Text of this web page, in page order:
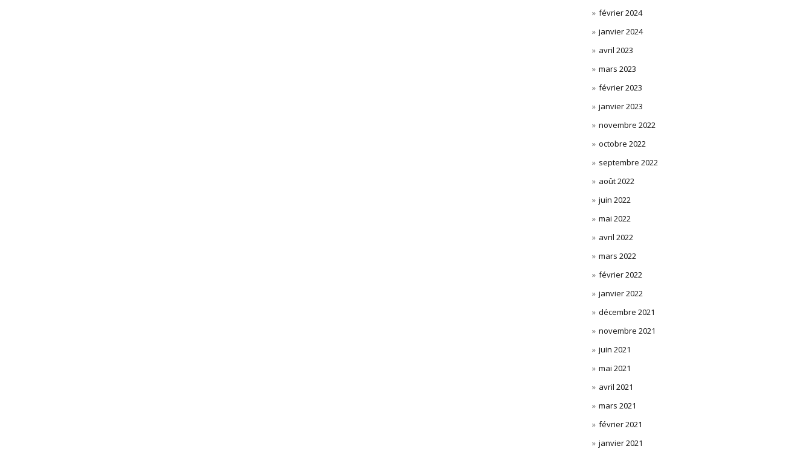
février 2024
janvier 2024
avril 2023
mars 2023
février 2023
janvier 2023
novembre 2022
octobre 2022
septembre 2022
août 2022
juin 2022
mai 2022
avril 2022
mars 2022
février 2022
janvier 2022
décembre 2021
novembre 2021
juin 2021
mai 2021
avril 2021
mars 2021
février 2021
janvier 2021